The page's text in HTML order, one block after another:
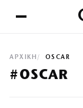
ΑΡΧΙΚΉ OSCAR
#OSCAR